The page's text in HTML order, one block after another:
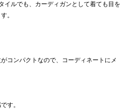
イルでも、カーディガンとして着ても目を
。
コンパクトなので、コーディネートにメ
す。